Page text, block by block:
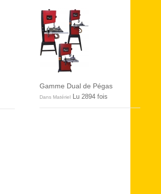
Gamme Dual de Pégas
Dans Matériel Lu 2894 fois